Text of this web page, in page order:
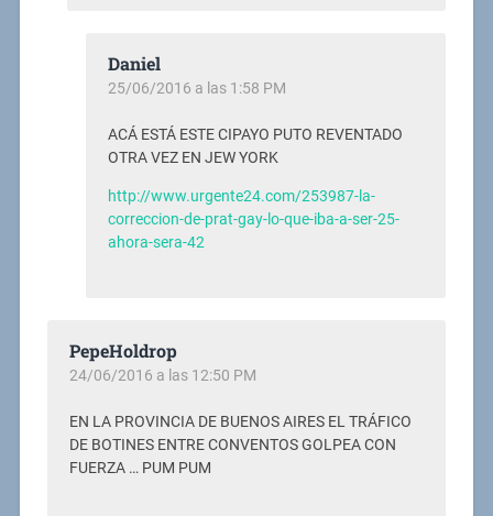
Daniel
25/06/2016 a las 1:58 PM
ACÁ ESTÁ ESTE CIPAYO PUTO REVENTADO
OTRA VEZ EN JEW YORK
http://www.urgente24.com/253987-la-
correccion-de-prat-gay-lo-que-iba-a-ser-25-
ahora-sera-42
PepeHoldrop
24/06/2016 a las 12:50 PM
EN LA PROVINCIA DE BUENOS AIRES EL TRÁFICO
DE BOTINES ENTRE CONVENTOS GOLPEA CON
FUERZA … PUM PUM